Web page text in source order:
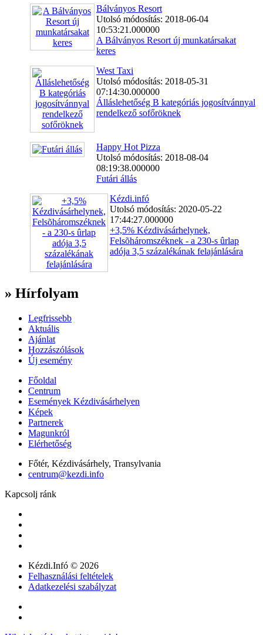
Bálványos Resort
Utolsó módosítás: 2018-06-04
10:53:21.000000
A Bálványos Resort új munkatársakat
keres
West Taxi
Utolsó módosítás: 2018-05-31
07:14:30.000000
Álláslehetőség B kategóriás jogosítvánnyal
rendelkező sofőröknek
Happy Hot Pizza
Utolsó módosítás: 2018-08-04
08:19:38.000000
Futári állás
Kézdi.infó
Utolsó módosítás: 2020-05-22
17:44:27.000000
+3,5% Kézdivásárhelynek,
Felsõháromszéknek - a 230-s ûrlap
adója 3,5 százalékának felajánlására
» Hírfolyam
Legfrissebb
Aktuális
Ajánlat
Hozzászólások
Új esemény
Főoldal
Centrum
Események Kézdivásárhelyen
Képek
Partnerek
Magunkról
Elérhetőség
Főtér, Kézdivásárhely, Transylvania
centrum@kezdi.info
Kapcsolj ránk
Kézdi.Infó © 2026
Felhasználási feltételek
Adatkezelési szabályzat